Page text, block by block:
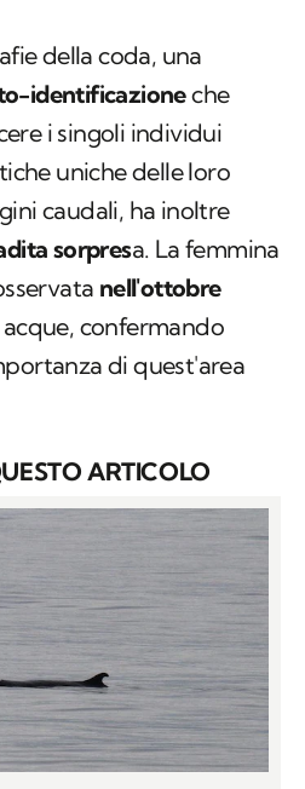
della coda, una
identificazioneche
i singoli individui
uniche delle loro
caudali, ha inoltre
sorpresa. La femmina
nell'ottobre
acque, confermando
di quest'area
ARTICOLO